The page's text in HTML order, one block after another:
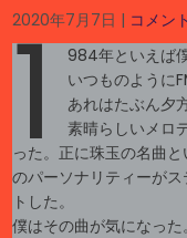
2020年7月7日 | コメン
1 984年といえば
いつものように
あれはたぶん夕
素晴らしいメロ
った。正に珠玉の名曲
のパーソナリティーが
トした。
僕はその曲が気になった